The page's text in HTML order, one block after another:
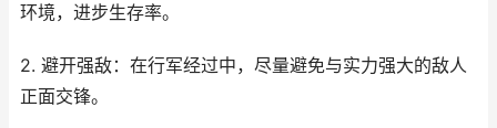
环境，进步生存率。
2. 避开强敌：在行军经过中，尽量避免与实力强大的敌人
正面交锋。